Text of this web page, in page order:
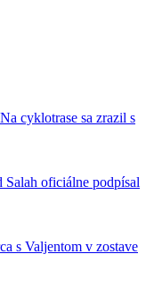
cyklotrase sa zrazil s
Salah oficiálne podpísal
s Valjentom v zostave